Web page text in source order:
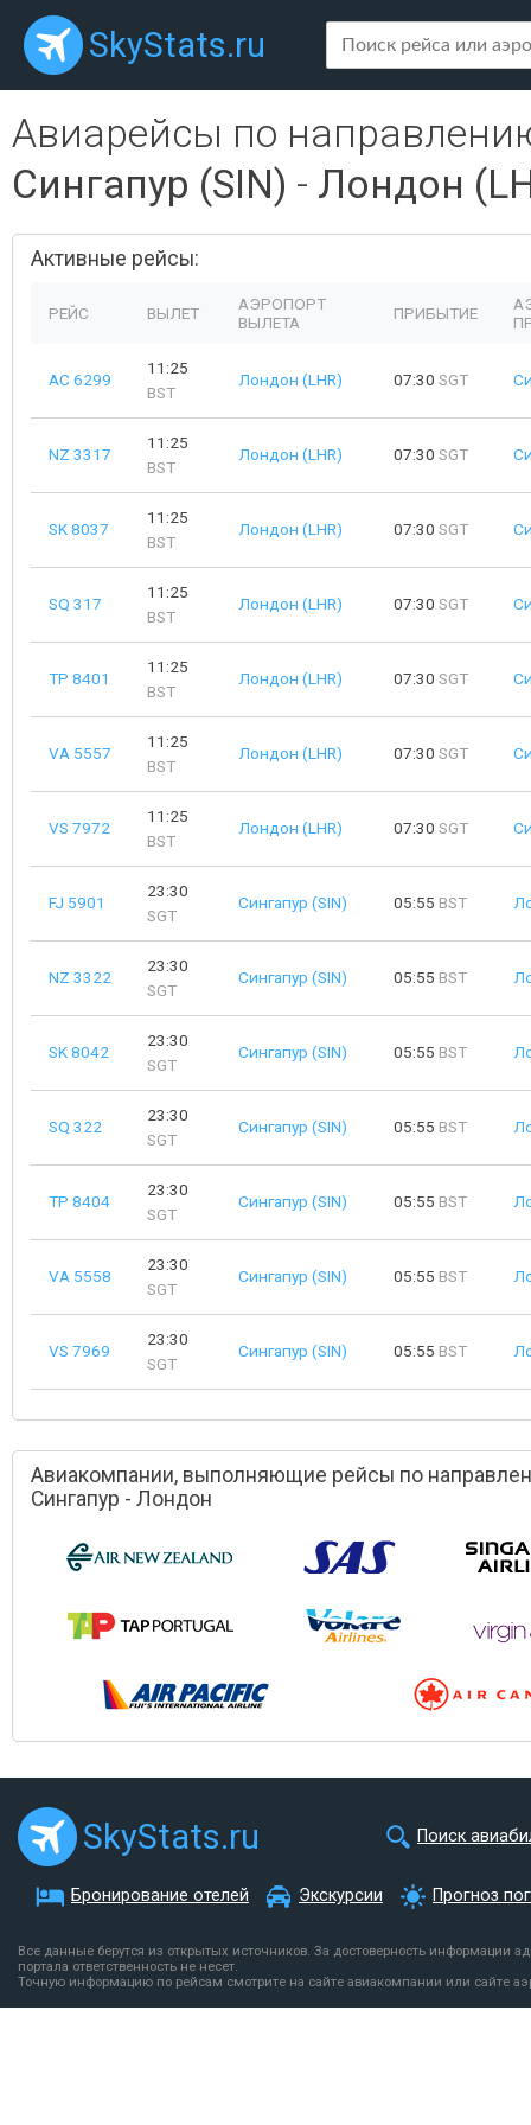
SkyStats.ru
Авиарейсы по
Сингапур (SIN) - Лондон
Активные рейсы:
РЕЙС ВЫЛЕТ
АЭРОПОРТ
ВЫЛЕТА
ПРИБЫТИЕ
AC 6299
11:25
BST
Лондон (LHR) 07:30 SGT
NZ 3317
11:25
BST
Лондон (LHR) 07:30 SGT
SK 8037
11:25
BST
Лондон (LHR) 07:30 SGT
SQ 317
11:25
BST
Лондон (LHR) 07:30 SGT
TP 8401
11:25
BST
Лондон (LHR) 07:30 SGT
VA 5557
11:25
BST
Лондон (LHR) 07:30 SGT
VS 7972
11:25
BST
Лондон (LHR) 07:30 SGT
FJ 5901
23:30
SGT
Сингапур (SIN) 05:55 BST
NZ 3322
23:30
SGT
Сингапур (SIN) 05:55 BST
SK 8042
23:30
SGT
Сингапур (SIN) 05:55 BST
SQ 322
23:30
SGT
Сингапур (SIN) 05:55 BST
TP 8404
23:30
SGT
Сингапур (SIN) 05:55 BST
VA 5558
23:30
SGT
Сингапур (SIN) 05:55 BST
VS 7969
23:30
SGT
Сингапур (SIN) 05:55 BST
Авиакомпании, выполняющие рейсы по
Сингапур - Лондон
SkyStats.ru Поиск
Бронирование отелей Экскурсии Прогноз
Все данные берутся из открытых источников. За достоверность информации
портала ответственность не несет.
Точную информацию по рейсам смотрите на сайте авиакомпании или сайте